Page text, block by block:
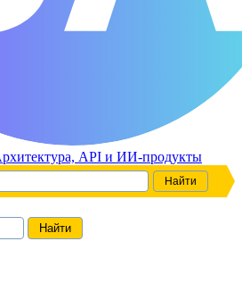
API и ИИ-продукты